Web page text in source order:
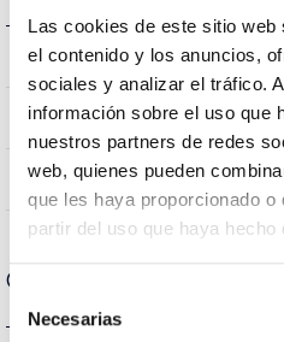
Las cookies de este sitio
el contenido y los anuncios,
sociales y analizar el tráfico.
información sobre el uso que
nuestros partners de redes
web, quienes pueden
que les haya proporcionado o
partir del uso que haya
de Necesarias
Temperatura de color
CRI Índice de repr.
Ángulo de apertura
Carcasa y Acabado